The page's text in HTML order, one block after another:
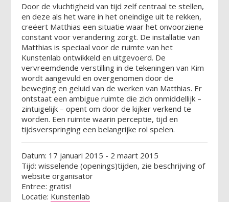
Door de vluchtigheid van tijd zelf centraal te stellen,
en deze als het ware in het oneindige uit te rekken,
creëert Matthias een situatie waar het onvoorziene
constant voor verandering zorgt. De installatie van
Matthias is speciaal voor de ruimte van het
Kunstenlab ontwikkeld en uitgevoerd. De
vervreemdende verstilling in de tekeningen van Kim
wordt aangevuld en overgenomen door de
beweging en geluid van de werken van Matthias. Er
ontstaat een ambigue ruimte die zich onmiddellijk –
zintuigelijk – opent om door de kijker verkend te
worden. Een ruimte waarin perceptie, tijd en
tijdsverspringing een belangrijke rol spelen.
Datum: 17 januari 2015 - 2 maart 2015
Tijd: wisselende (openings)tijden, zie beschrijving of
website organisator
Entree: gratis!
Locatie: Kunstenlab